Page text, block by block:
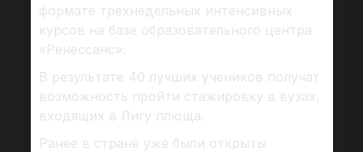
формате трехнедельных интенсивных
курсов на базе образовательного центра
«Ренессанс».
В результате 40 лучших учеников получат
возможность пройти стажировку в вузах,
входящих в Лигу плюща.
Ранее в стране уже были открыты